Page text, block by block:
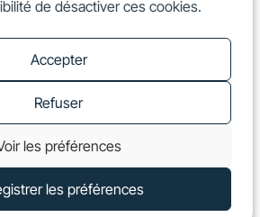
de désactiver ces cookies.
Accepter
Refuser
les préférences
les préférences